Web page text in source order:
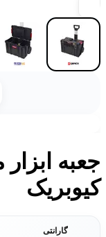
کیوبریک
گارانتی